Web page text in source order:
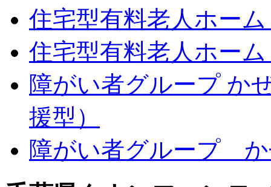
住宅型有料老人ホー
住宅型有料老人ホー
障がい者グループ か
援型）
障がい者グループ か